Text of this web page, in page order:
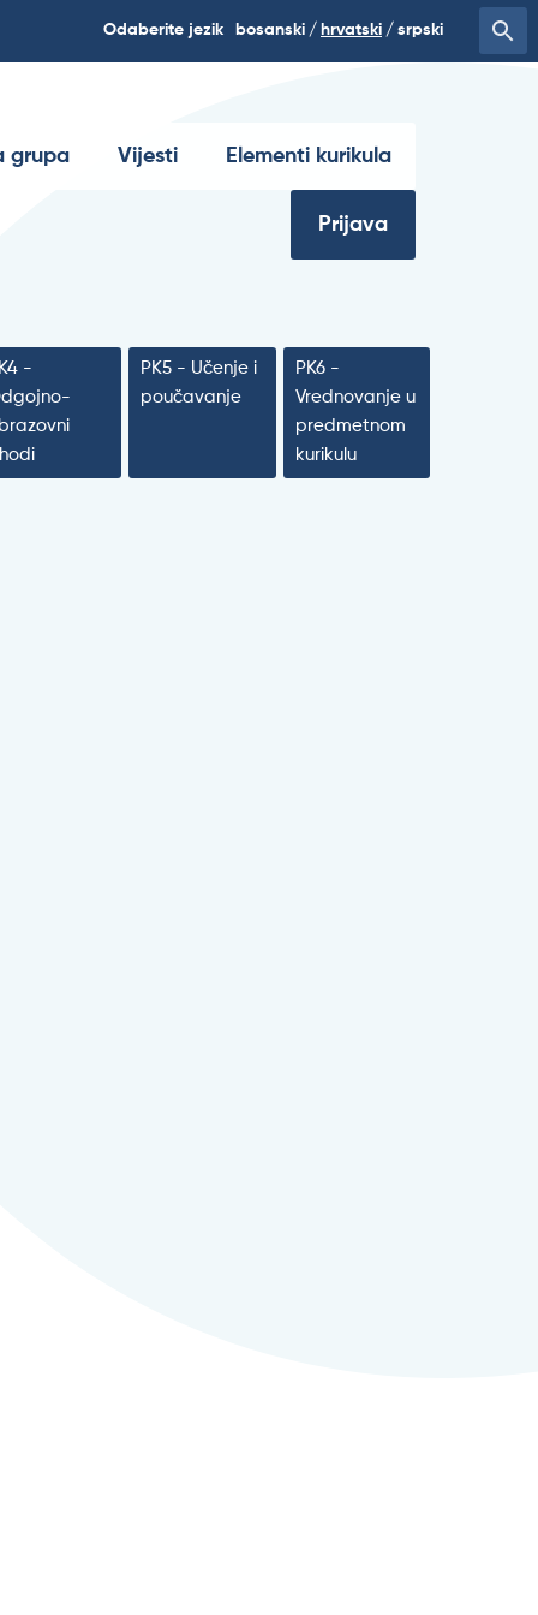
Odaberite jezik bosanski hrvatski srpski
grupa Vijesti Elementi kurikula
Prijava
-
PK5 - Učenje i
poučavanje
PK6 -
Vrednovanje u
predmetnom
kurikulu